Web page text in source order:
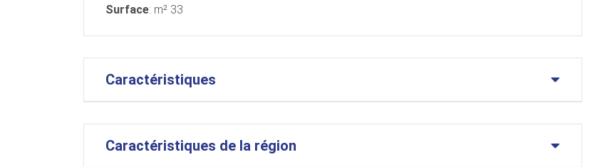
Surface: m² 33
Caractéristiques
Caractéristiques de la région